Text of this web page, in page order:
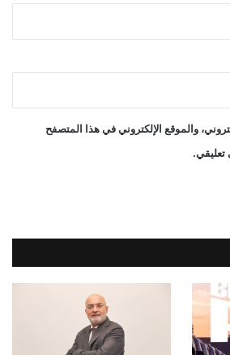
والموقع الإلكتروني في هذا المتصفح
تعليقي.